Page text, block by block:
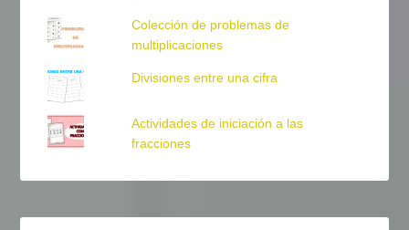
Colección de problemas de
multiplicaciones
Divisiones entre una cifra
Actividades de iniciación a las
fracciones